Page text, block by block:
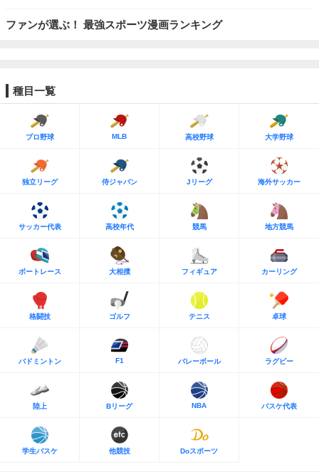
ファンが選ぶ！ 最強スポーツ漫画ランキング
種目一覧
プロ野球 MLB 高校野球 大学野球
独立リーグ 侍ジャパン Jリーグ 海外サッカー
サッカー代表 高校年代 競馬 地方競馬
ボートレース 大相撲 フィギュア カーリング
格闘技 ゴルフ テニス 卓球
バドミントン F1 バレーボール ラグビー
陸上 Bリーグ NBA バスケ代表
学生バスケ 他競技 Doスポーツ